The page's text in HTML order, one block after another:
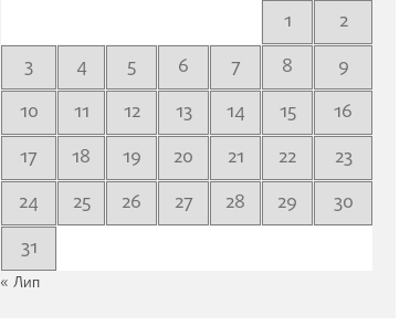
1
2
3
4 5 6 7 8
9
10
11 12 13 14 15
16
17
18 19 20 21 22
23
24
25 26 27 28 29
30
31
« Лип